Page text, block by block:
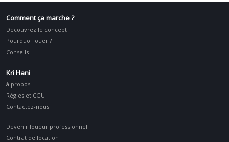
Comment ça marche ?
Découvrez le concept
Pourquoi louer ?
Conseils
Kri Hani
à propos
Régles et CGU
Contactez-nous
Devenir loueur professionnel
Contrat de location